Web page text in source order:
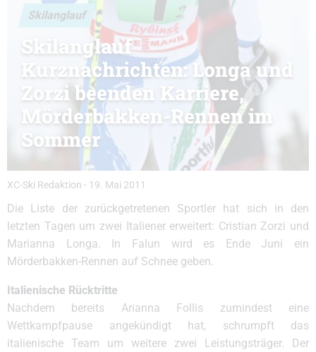
Skilanglauf
Skilanglauf
Kurznachrichten: Longa und
Zorzi beenden Karriere,
Mörderbakken-Rennen im
Sommer
XC-Ski Redaktion - 19. Mai 2011
Die Liste der zurückgetretenen Sportler hat sich in den
letzten Tagen um zwei Italiener erweitert: Cristian Zorzi und
Marianna Longa. In Falun wird es Ende Juni ein
Mörderbakken-Rennen auf Schnee geben.
Italienische Rücktritte
Nachdem bereits Arianna Follis zumindest eine
Wettkampfpause angekündigt hat, schrumpft das
italienische Team um weitere zwei Leistungsträger. Der